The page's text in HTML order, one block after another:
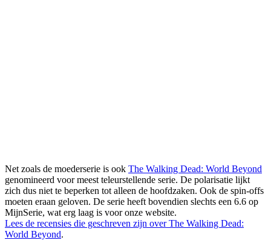
Net zoals de moederserie is ook The Walking Dead: World Beyond
genomineerd voor meest teleurstellende serie. De polarisatie lijkt
zich dus niet te beperken tot alleen de hoofdzaken. Ook de spin-offs
moeten eraan geloven. De serie heeft bovendien slechts een 6.6 op
MijnSerie, wat erg laag is voor onze website.
Lees de recensies die geschreven zijn over The Walking Dead:
World Beyond.